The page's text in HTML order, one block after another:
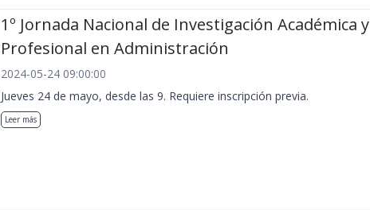
1º Jornada Nacional de Investigación Académica y
Profesional en Administración
2024-05-24 09:00:00
Jueves 24 de mayo, desde las 9. Requiere inscripción previa.
Leer más